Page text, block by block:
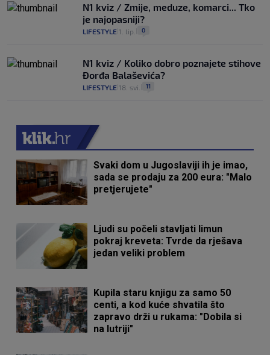
N1 kviz / Zmije, meduze, komarci... Tko
je najopasniji?
LIFESTYLE 1. lip. 0
N1 kviz / Koliko dobro poznajete stihove
Đorđa Balaševića?
LIFESTYLE 18. svi. 11
Svaki dom u Jugoslaviji ih je imao,
sada se prodaju za 200 eura: "Malo
pretjerujete"
Ljudi su počeli stavljati limun
pokraj kreveta: Tvrde da rješava
jedan veliki problem
Kupila staru knjigu za samo 50
centi, a kod kuće shvatila što
zapravo drži u rukama: "Dobila si
na lutriji"